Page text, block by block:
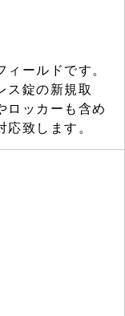
ールドです。
ス錠の新規取
ッカーも含め
致します。